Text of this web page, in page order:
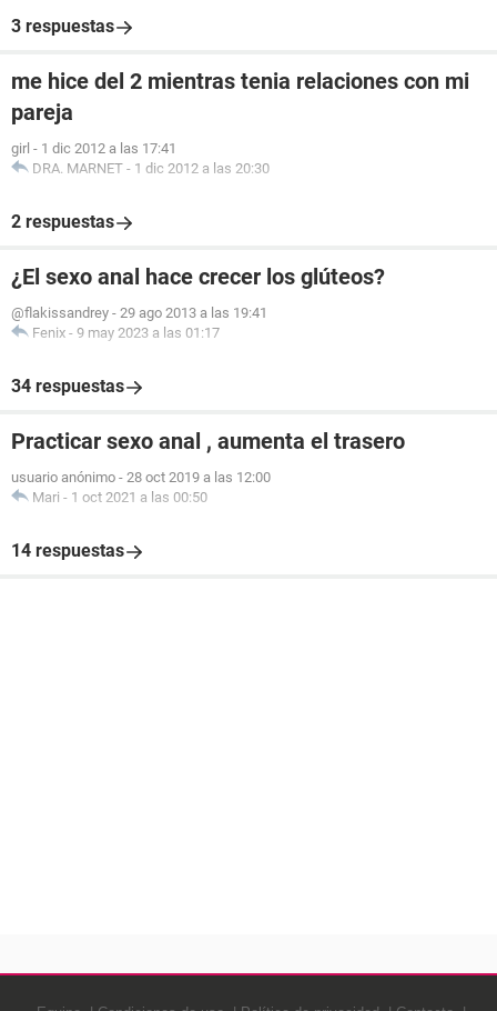
3 respuestas
me hice del 2 mientras tenia relaciones con mi
pareja
girl - 1 dic 2012 a las 17:41
DRA. MARNET - 1 dic 2012 a las 20:30
2 respuestas
¿El sexo anal hace crecer los glúteos?
@flakissandrey - 29 ago 2013 a las 19:41
Fenix - 9 may 2023 a las 01:17
34 respuestas
Practicar sexo anal , aumenta el trasero
usuario anónimo - 28 oct 2019 a las 12:00
Mari - 1 oct 2021 a las 00:50
14 respuestas